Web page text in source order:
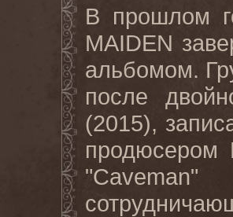
В прошлом
MAIDEN
альбомом.
после
(2015),
продюсером
"Caveman